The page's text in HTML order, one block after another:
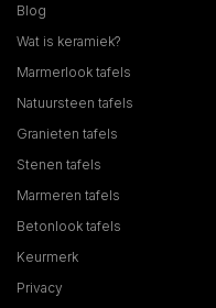
Blog
Wat is keramiek?
Marmerlook tafels
Natuursteen tafels
Granieten tafels
Stenen tafels
Marmeren tafels
Betonlook tafels
Keurmerk
Privacy